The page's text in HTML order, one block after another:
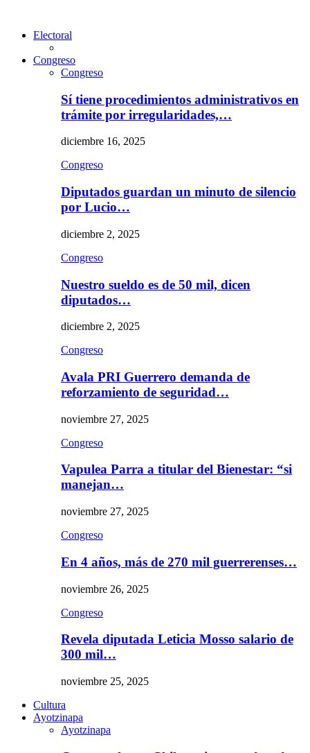
Electoral
Congreso
Congreso
Sí tiene procedimientos administrativos en
trámite por irregularidades,…
diciembre 16, 2025
Congreso
Diputados guardan un minuto de silencio
por Lucio…
diciembre 2, 2025
Congreso
Nuestro sueldo es de 50 mil, dicen
diputados…
diciembre 2, 2025
Congreso
Avala PRI Guerrero demanda de
reforzamiento de seguridad…
noviembre 27, 2025
Congreso
Vapulea Parra a titular del Bienestar: “si
manejan…
noviembre 27, 2025
Congreso
En 4 años, más de 270 mil guerrerenses…
noviembre 26, 2025
Congreso
Revela diputada Leticia Mosso salario de
300 mil…
noviembre 25, 2025
Cultura
Ayotzinapa
Ayotzinapa